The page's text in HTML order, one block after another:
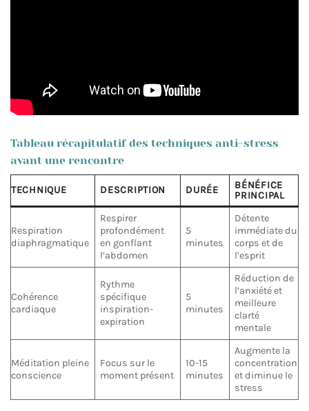
Tableau récapitulatif des techniques anti-stress
avant une rencontre
TECHNIQUE DESCRIPTION DURÉE
BÉNÉFICE
PRINCIPAL
Respiration
diaphragmatique
Respirer
profondément
en gonflant
l’abdomen
5
minutes
Détente
immédiate du
corps et de
l’esprit
Cohérence
cardiaque
Rythme
spécifique
inspiration-
expiration
5
minutes
Réduction de
l’anxiété et
meilleure
clarté
mentale
Méditation pleine
conscience
Focus sur le
moment présent
10-15
minutes
Augmente la
concentration
et diminue le
stress